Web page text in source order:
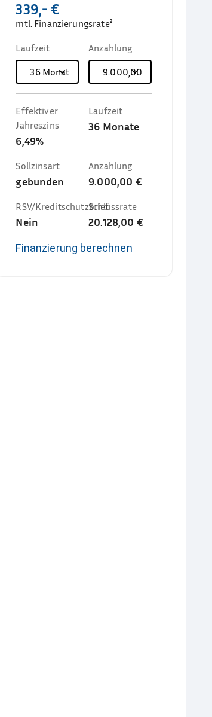
339,- €
mtl. Finanzierungsrate²
Laufzeit
36Monate
Anzahlung
9.000,00 €
Effektiver
Jahreszins
6,49%
Laufzeit
36 Monate
Sollzinsart
gebunden
Anzahlung
9.000,00 €
RSV/Kreditschutzbrief
Nein
Schlussrate
20.128,00 €
Finanzierung berechnen